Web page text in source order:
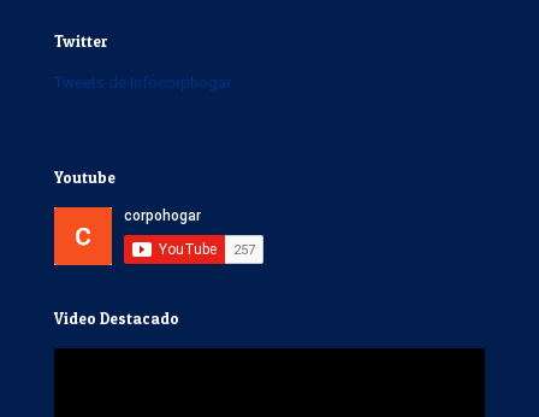
Twitter
Tweets de Infocorphogar
Youtube
Video Destacado